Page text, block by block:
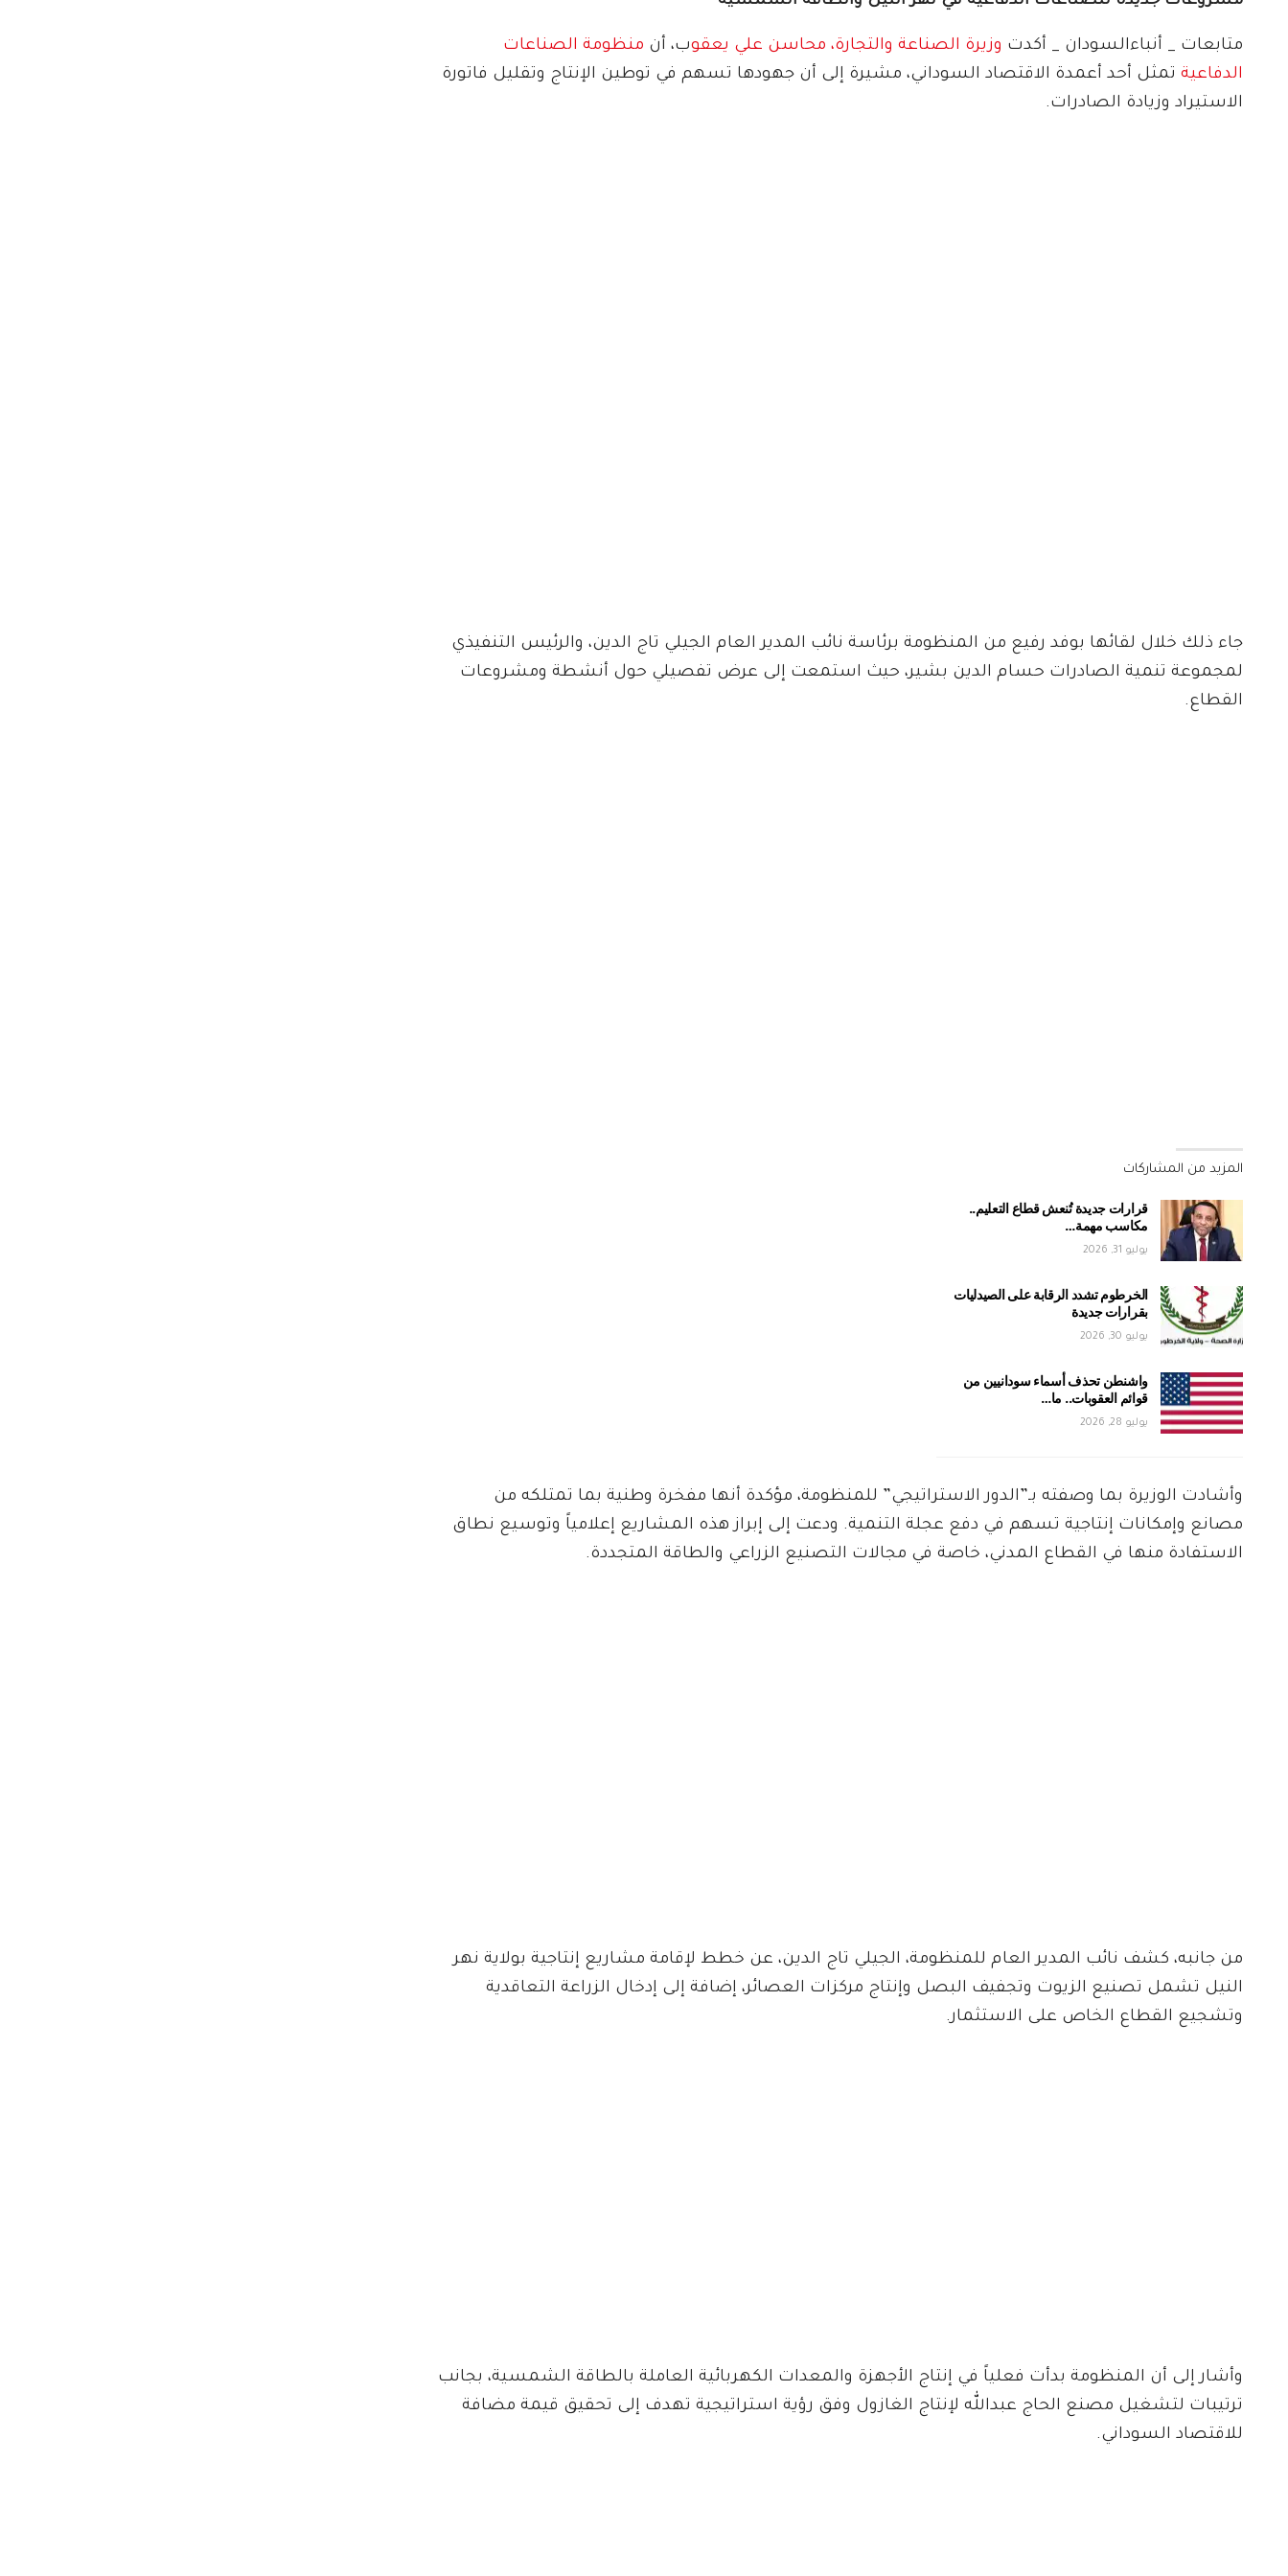
متابعات _ أنباءالسودان _ أكدت وزيرة الصناعة والتجارة، محاسن علي يعقوب، أن منظومة الصناعات
الدفاعية تمثل أحد أعمدة الاقتصاد السوداني، مشيرة إلى أن جهودها تسهم في توطين الإنتاج وتقليل فاتورة
الاستيراد وزيادة الصادرات.
جاء ذلك خلال لقائها بوفد رفيع من المنظومة برئاسة نائب المدير العام الجيلي تاج الدين، والرئيس التنفيذي
لمجموعة تنمية الصادرات حسام الدين بشير، حيث استمعت إلى عرض تفصيلي حول أنشطة ومشروعات
القطاع.
المزيد من المشاركات
قرارات جديدة تُنعش قطاع التعليم..
مكاسب مهمة…
يوليو 31, 2026
الخرطوم تشدد الرقابة على الصيدليات
بقرارات جديدة
يوليو 30, 2026
واشنطن تحذف أسماء سودانيين من
قوائم العقوبات.. ما…
يوليو 28, 2026
وأشادت الوزيرة بما وصفته بـ”الدور الاستراتيجي” للمنظومة، مؤكدة أنها مفخرة وطنية بما تمتلكه من
مصانع وإمكانات إنتاجية تسهم في دفع عجلة التنمية. ودعت إلى إبراز هذه المشاريع إعلامياً وتوسيع نطاق
الاستفادة منها في القطاع المدني، خاصة في مجالات التصنيع الزراعي والطاقة المتجددة.
من جانبه، كشف نائب المدير العام للمنظومة، الجيلي تاج الدين، عن خطط لإقامة مشاريع إنتاجية بولاية نهر
النيل تشمل تصنيع الزيوت وتجفيف البصل وإنتاج مركزات العصائر، إضافة إلى إدخال الزراعة التعاقدية
وتشجيع القطاع الخاص على الاستثمار.
وأشار إلى أن المنظومة بدأت فعلياً في إنتاج الأجهزة والمعدات الكهربائية العاملة بالطاقة الشمسية، بجانب
ترتيبات لتشغيل مصنع الحاج عبدالله لإنتاج الغازول وفق رؤية استراتيجية تهدف إلى تحقيق قيمة مضافة
للاقتصاد السوداني.